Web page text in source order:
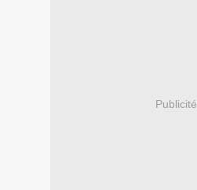
Publicité